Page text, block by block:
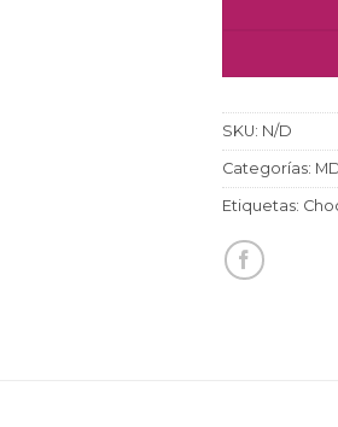
SKU: N/D
Categorías:
Etiquetas: